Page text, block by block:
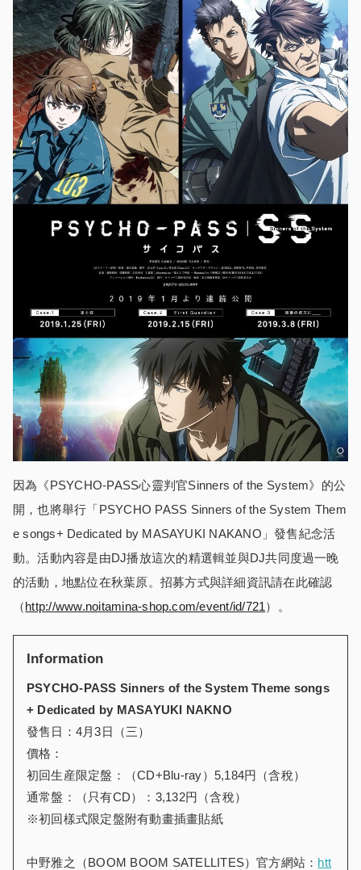
因為《PSYCHO-PASS心靈判官Sinners of the System》的公
開，也將舉行「PSYCHO PASS Sinners of the System Them
e songs+ Dedicated by MASAYUKI NAKANO」發售紀念活
動。活動內容是由DJ播放這次的精選輯並與DJ共同度過一晚
的活動，地點位在秋葉原。招募方式與詳細資訊請在此確認
（http://www.noitamina-shop.com/event/id/721）。
Information
PSYCHO-PASS Sinners of the System Theme songs
+ Dedicated by MASAYUKI NAKNO
發售日：4月3日（三）
價格：
初回生産限定盤：（CD+Blu-ray）5,184円（含稅）
通常盤：（只有CD）：3,132円（含稅）
※初回樣式限定盤附有動畫插畫貼紙
中野雅之（BOOM BOOM SATELLITES）官方網站： htt